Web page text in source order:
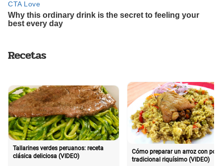
Recetas
Tallarines verdes peruanos: receta
clásica deliciosa (VIDEO)
Cómo preparar un arroz con pollo
tradicional riquísimo (VIDEO)